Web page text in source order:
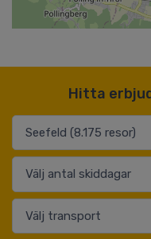
Hitta